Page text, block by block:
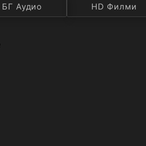
Рейтинг
БГ Аудио HD Филми